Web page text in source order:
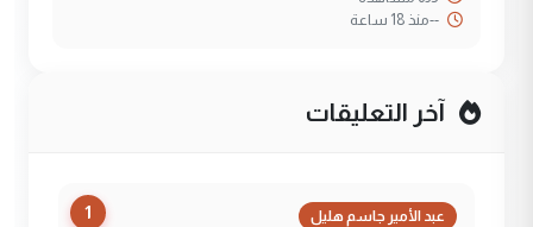
--منذ 18 ساعة
آخر التعليقات
1 عبد الأمير جاسم هليل